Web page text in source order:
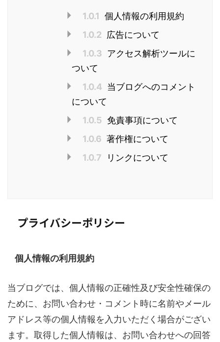
1.0.1 個人情報の利用規約
1.0.2
広告について
1.0.3 アクセス解析ツールに
ついて
1.0.4 当ブログへのコメント
について
1.0.5 免責事項について
1.0.6 著作権について
1.0.7
リンクについて
プライバシーポリシー
個人情報の利用規約
当ブログでは、個人情報の正確性及び安全性確保の
ために、お問い合わせ・コメント時に名前やメール
アドレス等の個人情報を入力いただく場合がござい
ます。取得した個人情報は、お問い合わせへの回答